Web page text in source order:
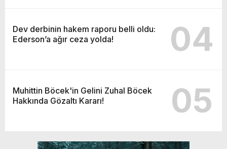
Dev derbinin hakem raporu belli oldu:
Ederson’a ağır ceza yolda!
04
Muhittin Böcek'in Gelini Zuhal Böcek
Hakkında Gözaltı Kararı!
05